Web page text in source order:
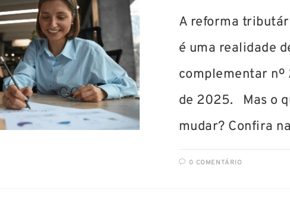
A reforma
é uma realidade
complementar nº
de 2025. Mas o
mudar? Confira
0 COMENTÁRIO